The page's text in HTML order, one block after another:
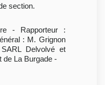
section.
- Rapporteur :
: M. Grignon
Delvolvé et
de La Burgade -